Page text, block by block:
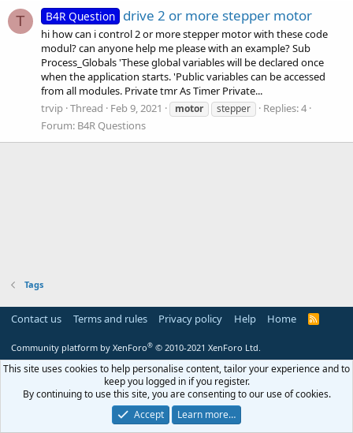
T B4R Question drive 2 or more stepper motor
hi how can i control 2 or more stepper motor with these code
modul? can anyone help me please with an example? Sub
Process_Globals 'These global variables will be declared once
when the application starts. 'Public variables can be accessed
from all modules. Private tmr As Timer Private...
trvip Thread Feb 9, 2021 motor stepper
Replies: 4
Forum: B4R Questions
Tags
Contact us Terms and rules Privacy policy Help Home
R
Community platform by XenForo® © 2010-2021 XenForo Ltd.
This site uses cookies to help personalise content, tailor your experience and to
keep you logged in if you register.
By continuing to use this site, you are consenting to our use of cookies.
Accept
Learn more…